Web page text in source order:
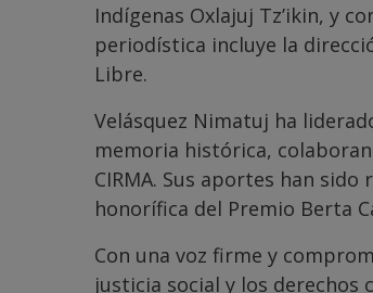
Indígenas Oxlajuj Tz’ikin, y
periodística incluye la
Libre.
Velásquez Nimatuj ha
memoria histórica,
CIRMA. Sus aportes han
honorífica del Premio Berta
Con una voz firme y
justicia social y los derechos